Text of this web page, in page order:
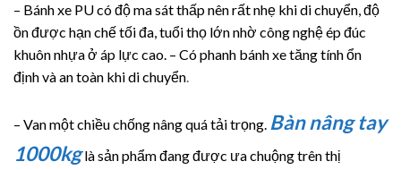
– Bánh xe PU có độ ma sát thấp nên rất nhẹ khi di chuyển, độ
ồn được hạn chế tối đa, tuổi thọ lớn nhờ công nghệ ép đúc
khuôn nhựa ở áp lực cao. – Có phanh bánh xe tăng tính ổn
định và an toàn khi di chuyển.
– Van một chiều chống nâng quá tải trọng. Bàn nâng tay
1000kg là sản phẩm đang được ưa chuộng trên thị